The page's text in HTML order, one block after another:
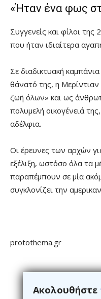
«Ήταν ένα φως
Συγγενείς και φίλοι της
που ήταν ιδιαίτερα
Σε διαδικτυακή
θάνατό της, η
ζωή όλων» και ως
πολυμελή οικογένειά
αδέλφια.
Οι έρευνες των αρχών
εξέλιξη, ωστόσο όλα τα
παραπέμπουν σε μία
συγκλονίζει την
protothema.gr
Ακολουθήστε